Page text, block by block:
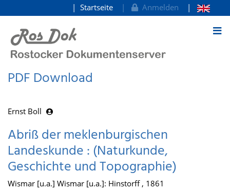
zum Inhalt
Startseite Anmelden
PDF Download
Ernst Boll
Abriß der meklenburgischen
Landeskunde : (Naturkunde,
Geschichte und Topographie)
Wismar [u.a.] Wismar [u.a.]: Hinstorff , 1861